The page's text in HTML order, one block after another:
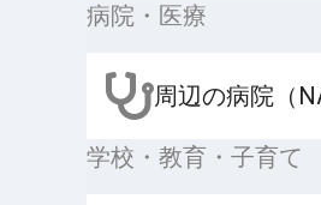
病院・医療
周辺の病院（
学校・教育・子育て